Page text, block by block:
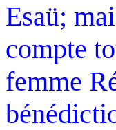
Esaü;
compte
femme